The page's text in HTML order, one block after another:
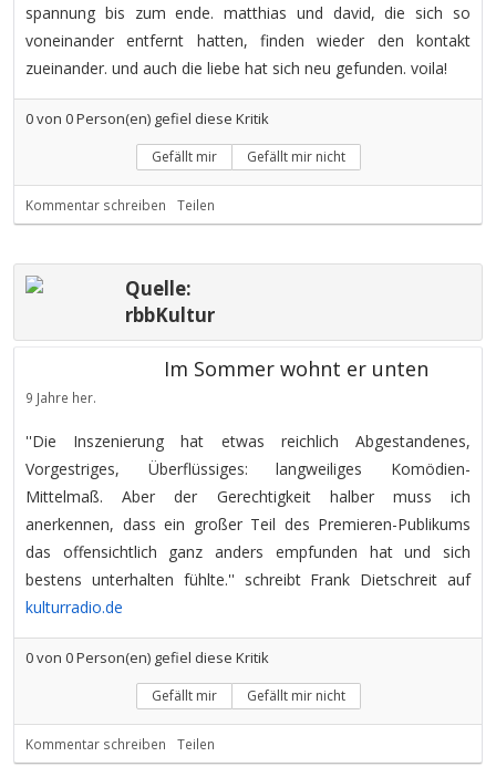
spannung bis zum ende. matthias und david, die sich so
voneinander entfernt hatten, finden wieder den kontakt
zueinander. und auch die liebe hat sich neu gefunden. voila!
0von 0Person(en) gefiel diese Kritik
Gefällt mir Gefällt mir nicht
Kommentar schreiben Teilen
Quelle:
rbbKultur
Im Sommer wohnt er unten
9 Jahre her.
''Die Inszenierung hat etwas reichlich Abgestandenes,
Vorgestriges, Überflüssiges: langweiliges Komödien-
Mittelmaß. Aber der Gerechtigkeit halber muss ich
anerkennen, dass ein großer Teil des Premieren-Publikums
das offensichtlich ganz anders empfunden hat und sich
bestens unterhalten fühlte.'' schreibt Frank Dietschreit auf
kulturradio.de
0von 0Person(en) gefiel diese Kritik
Gefällt mir Gefällt mir nicht
Kommentar schreiben Teilen